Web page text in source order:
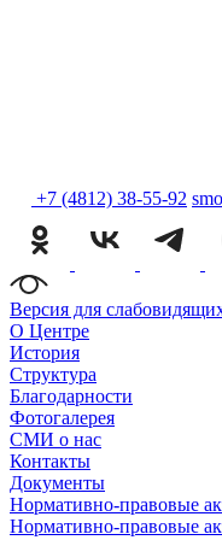
+7 (4812) 38-55-92
Версия для
О Центре
История
Структура
Благодарности
Фотогалерея
СМИ о нас
Контакты
Документы
Нормативно-правовые
Нормативно-правовые